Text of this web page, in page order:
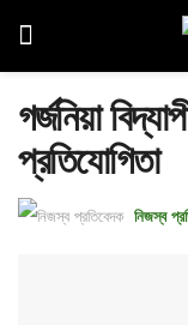
গর্জনিয়া
প্রতিযোগিতা
নিজস্ব